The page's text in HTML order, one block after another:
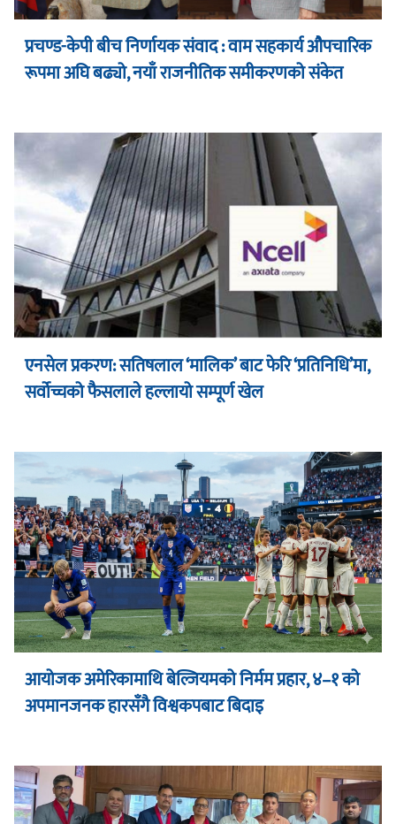
प्रचण्ड-केपी बीच निर्णायक संवाद : वाम सहकार्य औपचारिक
रूपमा अघि बढ्यो, नयाँ राजनीतिक समीकरणको संकेत
एनसेल प्रकरण: सतिषलाल ‘मालिक’ बाट फेरि ‘प्रतिनिधि’मा,
सर्वोच्चको फैसलाले हल्लायो सम्पूर्ण खेल
आयोजक अमेरिकामाथि बेल्जियमको निर्मम प्रहार, ४–१ को
अपमानजनक हारसँगै विश्वकपबाट बिदाइ